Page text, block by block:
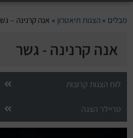
הופעות היום
סטנדאפ
הצגות ילדים
הופעות חיות
מבלים »הצגות תיאטרון » אנה קרנינה –
אנה קרנינה - גשר
לוח הצגות קרובות
טריילר הצגה